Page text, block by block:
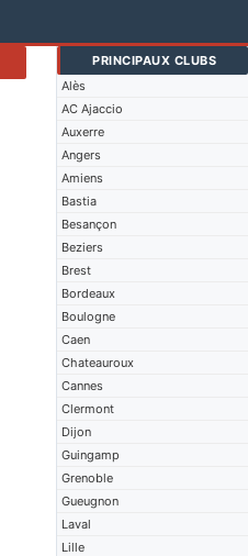
PRINCIPAUX CLUBS
Alès
AC Ajaccio
Auxerre
Angers
Amiens
Bastia
Besançon
Beziers
Brest
Bordeaux
Boulogne
Caen
Chateauroux
Cannes
Clermont
Dijon
Guingamp
Grenoble
Gueugnon
Laval
Lille